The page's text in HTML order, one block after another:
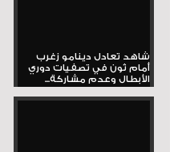
شاهد تعادل دينامو زغرب
أمام ثون في تصفيات دوري
الأبطال وعدم مشاركة...